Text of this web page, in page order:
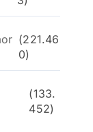
(221.46
0)
(133.
452)